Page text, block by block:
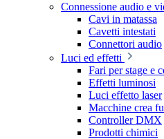
Connessione audio e
Cavi in matassa
Cavetti intestati
Connettori audio
Luci ed effetti
Fari per stage e
Effetti luminosi
Luci effetto laser
Macchine crea
Controller DMX
Prodotti chimici